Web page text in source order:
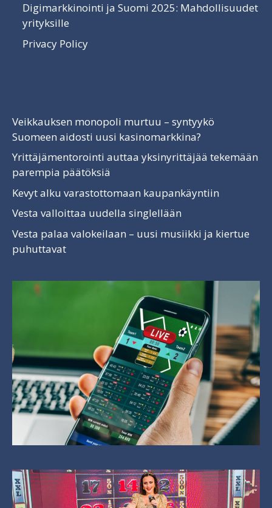
Digimarkkinointi ja Suomi 2025: Mahdollisuudet
yrityksille
Privacy Policy
Veikkauksen monopoli murtuu – syntyykö
Suomeen aidosti uusi kasinomarkkina?
Yrittäjämentorointi auttaa yksinyrittäjää tekemään
parempia päätöksiä
Kevyt alku varastottomaan kaupankäyntiin
Vesta valloittaa uudella singlellään
Vesta palaa valokeilaan – uusi musiikki ja kiertue
puhuttavat